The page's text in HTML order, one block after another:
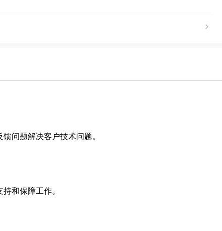
问题解决客户技术问题。
和保障工作。